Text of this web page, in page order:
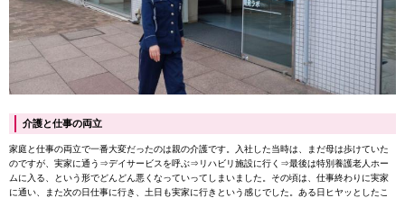
介護と仕事の両立
家庭と仕事の両立で一番大変だったのは親の介護です。入社した当時は、まだ母は歩けていた
のですが、実家に通う⇒デイサービスを呼ぶ⇒リハビリ施設に行く⇒最後は特別養護老人ホー
ムに入る、という形でどんどん悪くなっていってしまいました。その頃は、仕事終わりに実家
に通い、また次の日仕事に行き、土日も実家に行きという感じでした。ある日ヒヤッとしたこ